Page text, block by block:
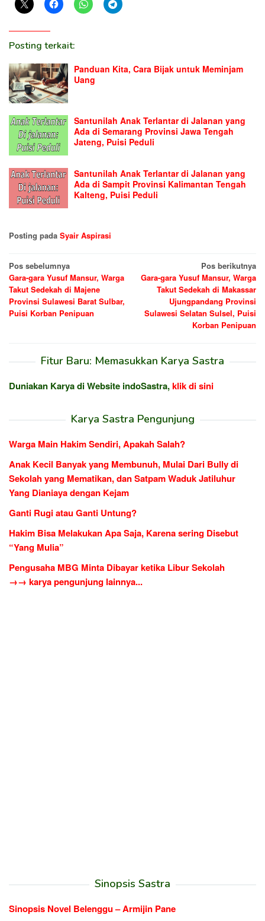
Posting terkait:
Panduan Kita, Cara Bijak untuk Meminjam
Uang
Santunilah Anak Terlantar di Jalanan yang
Ada di Semarang Provinsi Jawa Tengah
Jateng, Puisi Peduli
Santunilah Anak Terlantar di Jalanan yang
Ada di Sampit Provinsi Kalimantan Tengah
Kalteng, Puisi Peduli
Posting pada Syair Aspirasi
Navigasi
pos
Pos sebelumnya
Gara-gara Yusuf Mansur, Warga
Takut Sedekah di Majene
Provinsi Sulawesi Barat Sulbar,
Puisi Korban Penipuan
Pos berikutnya
Gara-gara Yusuf Mansur, Warga
Takut Sedekah di Makassar
Ujungpandang Provinsi
Sulawesi Selatan Sulsel, Puisi
Korban Penipuan
Fitur Baru: Memasukkan Karya Sastra
Duniakan Karya di Website indoSastra,klik di sini
Karya Sastra Pengunjung
Warga Main Hakim Sendiri, Apakah Salah?
Anak Kecil Banyak yang Membunuh, Mulai Dari Bully di
Sekolah yang Mematikan, dan Satpam Waduk Jatiluhur
Yang Dianiaya dengan Kejam
Ganti Rugi atau Ganti Untung?
Hakim Bisa Melakukan Apa Saja, Karena sering Disebut
“Yang Mulia”
Pengusaha MBG Minta Dibayar ketika Libur Sekolah
→→ karya pengunjung lainnya...
Sinopsis Sastra
Sinopsis Novel Belenggu – Armijin Pane